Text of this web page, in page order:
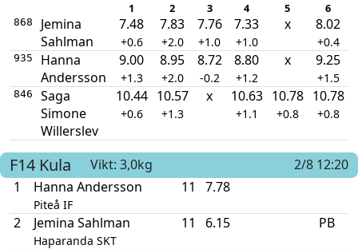
1 2 3 4 5 6
868
Jemina
Sahlman
7.48
+0.6
7.83
+2.0
7.76
+1.0
7.33
+1.0
x 8.02
+0.4
935
Hanna
Andersson
9.00
+1.3
8.95
+2.0
8.72
-0.2
8.80
+1.2
x 9.25
+1.5
846
Saga
Simone
Willerslev
10.44
+0.6
10.57
+1.3
x 10.63
+1.1
10.78
+0.8
10.78
+0.8
F14 Kula Vikt: 3,0kg
2/8 12:20
1
Hanna Andersson
Piteå IF
11 7.78
2 Jemina Sahlman
Haparanda SKT
11 6.15 PB